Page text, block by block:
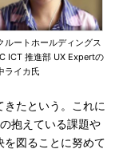
ルートホールディングス
ICT 推進部 UX Expertの
ライカ氏
たという。これに
抱えている課題や
図ることに努めて